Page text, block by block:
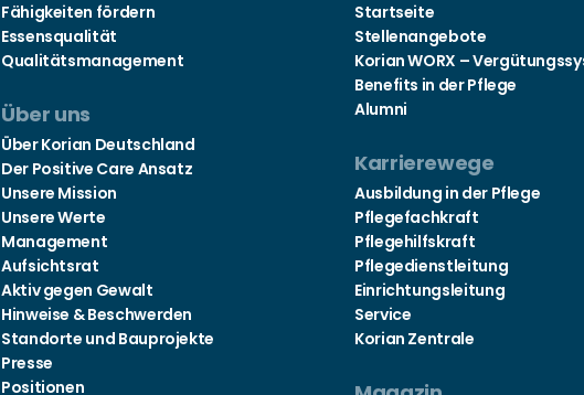
Fähigkeiten fördern
Essensqualität
Qualitätsmanagement
Über uns
Über Korian Deutschland
Der Positive Care Ansatz
Unsere Mission
Unsere Werte
Management
Aufsichtsrat
Aktiv gegen Gewalt
Hinweise & Beschwerden
Standorte und Bauprojekte
Presse
Positionen
Startseite
Stellenangebote
Korian WORX –
Benefits in der Pflege
Alumni
Karrierewege
Ausbildung in der Pflege
Pflegefachkraft
Pflegehilfskraft
Pflegedienstleitung
Einrichtungsleitung
Service
Korian Zentrale